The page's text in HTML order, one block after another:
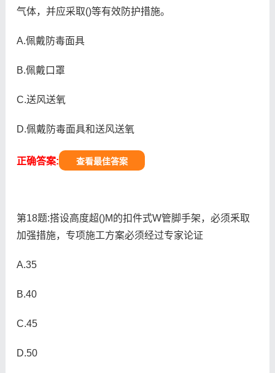
气体，并应采取()等有效防护措施。
A.佩戴防毒面具
B.佩戴口罩
C.送风送氧
D.佩戴防毒面具和送风送氧
正确答案: 查看最佳答案
第18题:搭设高度超()M的扣件式W管脚手架，必须釆取
加强措施，专项施工方案必须经过专家论证
A.35
B.40
C.45
D.50